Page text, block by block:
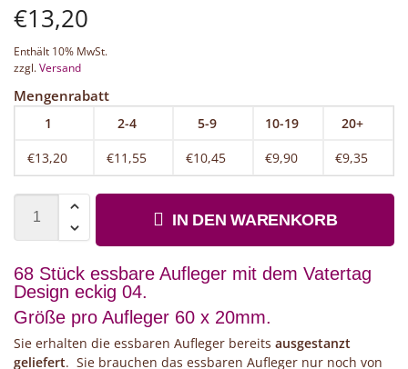
€13,20
Enthält 10% MwSt.
zzgl.Versand
Mengenrabatt
1 2-4 5-9 10-19
20+
€13,20
€11,55 €10,45 €9,90 €9,35
IN DEN WARENKORB
68 Stück essbare Aufleger mit dem Vatertag
Design eckig 04.
Größe pro Aufleger 60 x 20mm.
Sie erhalten die essbaren Aufleger bereits ausgestanzt
geliefert. Sie brauchen das essbaren Aufleger nur noch von